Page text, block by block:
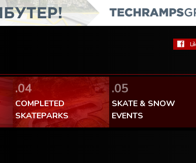
.04
COMPLETED
SKATEPARKS
.05
SKATE & SNOW
EVENTS